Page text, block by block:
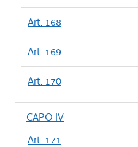
Art. 168
Art. 169
Art. 170
CAPO IV
Art. 171